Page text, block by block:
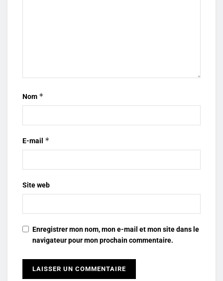
Nom *
E-mail *
Site web
Enregistrer mon nom, mon e-mail et mon site dans le
navigateur pour mon prochain commentaire.